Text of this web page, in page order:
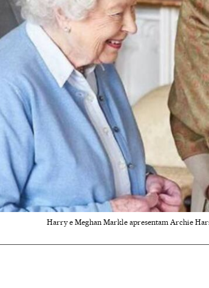
Harry e Meghan Markle apresentam Archie